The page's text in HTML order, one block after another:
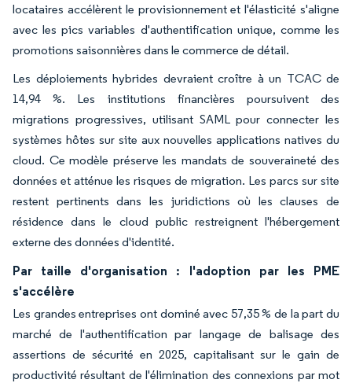
locataires accélèrent le provisionnement et l'élasticité s'aligne
avec les pics variables d'authentification unique, comme les
promotions saisonnières dans le commerce de détail.
Les déploiements hybrides devraient croître à un TCAC de
14,94 %. Les institutions financières poursuivent des
migrations progressives, utilisant SAML pour connecter les
systèmes hôtes sur site aux nouvelles applications natives du
cloud. Ce modèle préserve les mandats de souveraineté des
données et atténue les risques de migration. Les parcs sur site
restent pertinents dans les juridictions où les clauses de
résidence dans le cloud public restreignent l'hébergement
externe des données d'identité.
Par taille d'organisation : l'adoption par les PME
s'accélère
Les grandes entreprises ont dominé avec 57,35 % de la part du
marché de l'authentification par langage de balisage des
assertions de sécurité en 2025, capitalisant sur le gain de
productivité résultant de l'élimination des connexions par mot